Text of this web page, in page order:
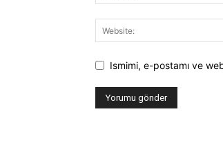
Ismimi, e-postamı ve